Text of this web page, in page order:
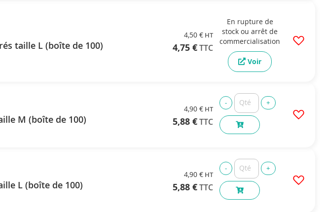
taille L (boîte de 100)
4,50 €
4,75 €
En rupture de
stock ou arrêt de
commercialisation
Voir
M (boîte de 100)
4,90 €
5,88 €
L (boîte de 100)
4,90 €
5,88 €